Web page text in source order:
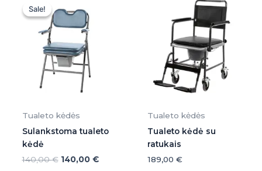
Sale!
Sale!
Tualeto kėdės
Sulankstoma tualeto
kėdė
140,00€
was:
140,00 €.
140,00 €
Tualeto kėdės
Tualeto kėdė su
ratukais
189,00 €